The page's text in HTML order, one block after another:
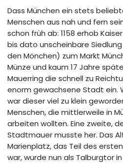
Dass München ein stets
Menschen aus nah und fern
schon früh ab: 1158 erhob
bis dato unscheinbare
den Mönchen) zum Markt
Münze und kaum 17 Jahre
Mauerring die schnell zu
enorm gewachsene Stadt ein.
war dieser viel zu klein
Menschen, die mittlerweile in
arbeiten wollten. Eine zweite,
Stadtmauer musste her. Das
Marienplatz, das Teil des
war, wurde nun als Talburgtor